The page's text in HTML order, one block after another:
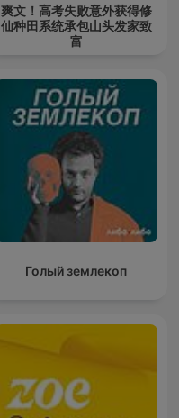
爽文！高考失败意外获得修
仙种田系统承包山头发家致
富
Голый землекоп